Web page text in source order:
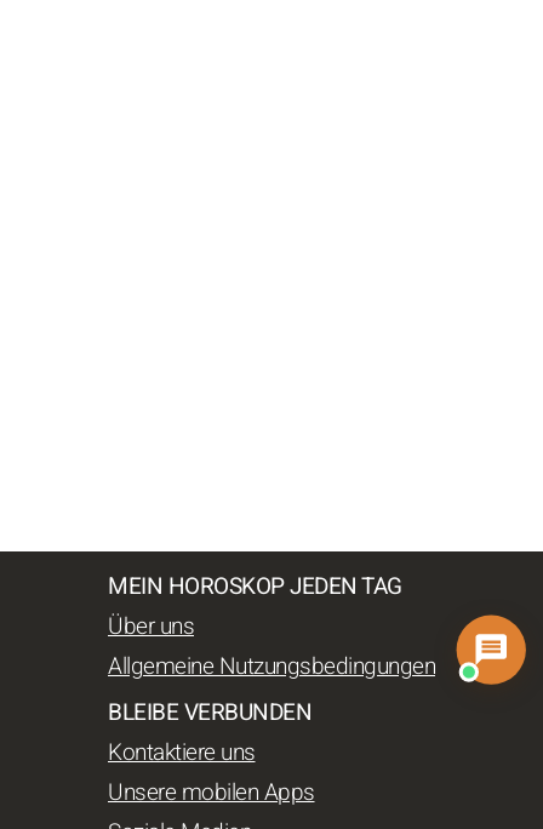
MEIN HOROSKOP JEDEN TAG
Über uns
Allgemeine Nutzungsbedingungen
BLEIBE VERBUNDEN
Kontaktiere uns
Unsere mobilen Apps